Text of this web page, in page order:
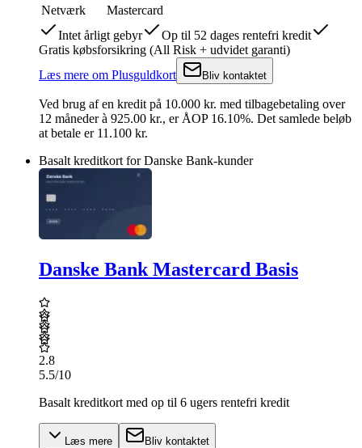
Netværk
Mastercard
Intet årligt gebyr
Op til 52 dages rentefri kredit
Gratis købsforsikring (All Risk + udvidet garanti)
Læs mere om Plusguldkort Bliv kontaktet
Ved brug af en kredit på 10.000 kr. med tilbagebetaling over
12 månederà 925.00 kr., er ÅOP 16.10%. Det samlede beløb
at betale er 11.100 kr.
Basalt kreditkort for Danske Bank-kunder
Danske Bank Mastercard Basis
2.8
5.5/10
Basalt kreditkort med op til 6 ugers rentefri kredit
Læs mere Bliv kontaktet